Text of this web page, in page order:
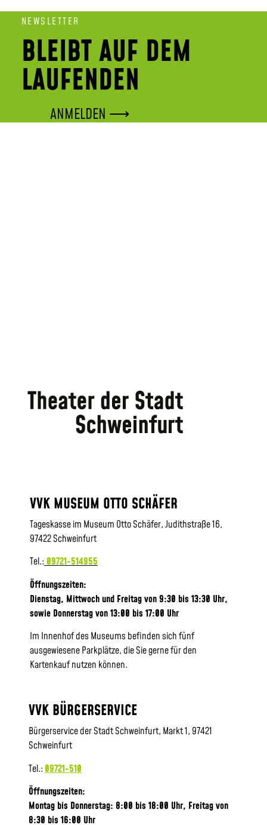
NEWSLETTER
BLEIBT AUF DEM
LAUFENDEN
ANMELDEN ⟶
VVK MUSEUM OTTO SCHÄFER
Tageskasse im Museum Otto Schäfer, Judithstraße 16,
97422 Schweinfurt
Tel.:09721-514955
Öffnungszeiten:
Dienstag, Mittwoch und Freitag von 9:30 bis 13:30 Uhr,
sowie Donnerstag von 13:00 bis 17:00 Uhr
Im Innenhof des Museums befinden sich fünf
ausgewiesene Parkplätze, die Sie gerne für den
Kartenkauf nutzen können.
VVK BÜRGERSERVICE
Bürgerservice der Stadt Schweinfurt, Markt 1, 97421
Schweinfurt
Tel.: 09721-510
Öffnungszeiten:
Montag bis Donnerstag: 8:00 bis 18:00 Uhr, Freitag von
8:30 bis 16:00 Uhr